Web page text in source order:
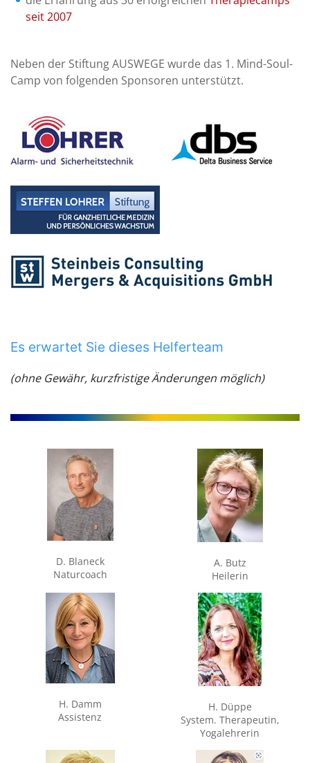
seit 2007
Neben der Stiftung AUSWEGE wurde das 1. Mind-Soul-
Camp von folgenden Sponsoren unterstützt.
Es erwartet Sie dieses Helferteam
(ohne Gewähr, kurzfristige Änderungen möglich)
D. Blaneck
Naturcoach
A. Butz
Heilerin
H. Damm
Assistenz
H. Düppe
System. Therapeutin,
Yogalehrerin